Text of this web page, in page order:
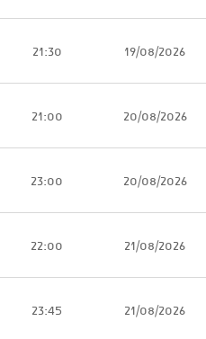
19/08/2026
21:30
20/08/2026
21:00
20/08/2026
23:00
21/08/2026
22:00
21/08/2026
23:45